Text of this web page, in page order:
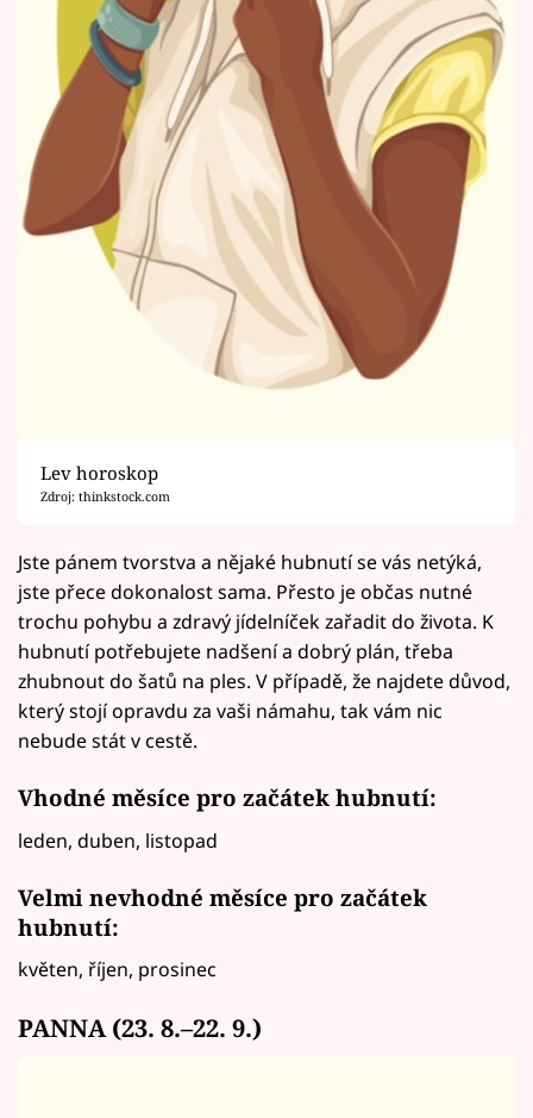
Lev horoskop
Zdroj: thinkstock.com
Jste pánem tvorstva a nějaké hubnutí se vás netýká,
jste přece dokonalost sama. Přesto je občas nutné
trochu pohybu a zdravý jídelníček zařadit do života. K
hubnutí potřebujete nadšení a dobrý plán, třeba
zhubnout do šatů na ples. V případě, že najdete důvod,
který stojí opravdu za vaši námahu, tak vám nic
nebude stát v cestě.
Vhodné měsíce pro začátek hubnutí:
leden, duben, listopad
Velmi nevhodné měsíce pro začátek
hubnutí:
květen, říjen, prosinec
PANNA (23. 8.–22. 9.)